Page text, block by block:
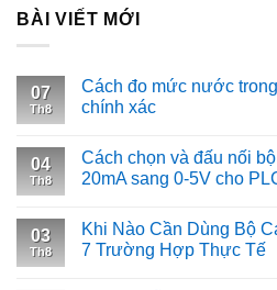
BÀI VIẾT MỚI
07
Th8
Cách đo mức nước
chính xác
04
Th8
Cách chọn và đấu nối
20mA sang 0-5V cho
03
Th8
Khi Nào Cần Dùng Bộ
7 Trường Hợp Thực Tế